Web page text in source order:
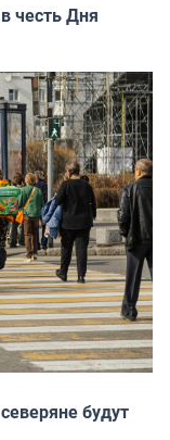
честь Дня
будут